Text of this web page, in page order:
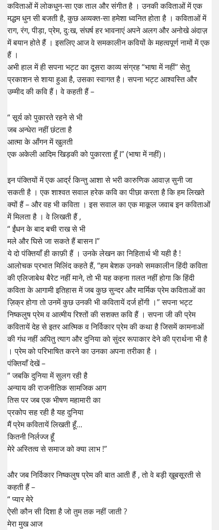
कविताओं में लोकधुन-सा एक ताल और संगीत है । उनकी कविताओं में एक
मद्धम धुन सी बजती है, कुछ अव्यक्त-सा हमेशा ध्वनित होता है । कविताओं में
राग, रंग, पीड़ा, प्रेम, दुःख, संघर्ष हर भावनाएं अपने अलग और अनोखे अंदाज़
में बयान होते हैं । इसलिए आज वे समकालीन कवियों के महत्वपूर्ण नामों में एक
हैं ।
अभी हाल में ही सपना भट्ट का दूसरा काव्य संग्रह “भाषा में नहीं“ सेतु
प्रकाशन से शाया हुआ है, उसका स्वागत है। सपना भट्ट आश्वस्ति और
उम्मीद की कवि हैं। वे कहती हैं –
“ सूर्य को पुकारते रहने से भी
जब अन्धेरा नहीं छंटता है
आत्मा के आँगन में खुलती
एक अकेली आदिम खिड़की को पुकारता हूँ I” (भाषा में नहीं)।
इन पंक्तियों में एक आर्द्र किन्तु आशा से भरी कारुणिक आवाज़ सुनी जा
सकती है । एक शाश्वत सवाल हरेक कवि का पीछा करता है कि हम लिखते
क्यों हैं – और वह भी कविता । इस सवाल का एक माकूल जवाब इन कविताओं
में मिलता है । वे लिखती हैं ,
“ ईंधन के बाद बची राख से भी
मले और घिसे जा सकते हैं बासन I”
ये दो पंक्तियाँ ही काफ़ी हैं । उनके लेखन का निहितार्थ भी यही है !
आलोचक प्रभात मिलिंद कहते हैं, “हम बेशक उनको समकालीन हिंदी कविता
की एलिजाबेथ बैरेट नहीं माने, तो भी यह कहना ग़लत नहीं होगा कि हिंदी
कविता के आगामी इतिहास में जब कुछ सुन्दर और मार्मिक प्रेम कविताओं का
ज़िक्र होगा तो उनमें कुछ उनकी भी कवितायें दर्ज होंगी ।” सपना भट्ट
निष्कलुष प्रेम व आत्मीय रिश्तों की सशक्त कवि हैं । सपना जी की प्रेम
कवितायें देह से इतर आत्मिक व निर्विकार प्रेम की कथा है जिसमें कामनाओं
की गंध नहीं अपितु त्याग और दुनिया को सुंदर रूपाकार देने की प्रार्थना भी है
। प्रेम को परिभाषित करने का उनका अपना तरीका है ।
पंक्तियाँ देखें –
“ जबकि दुनिया में सुलग रही है
अन्याय की राजनीतिक सामजिक आग
तिस पर जब एक भीषण महामारी का
प्रकोप सह रही है यह दुनिया
मैं प्रेम कवितायें लिखती हूँ…
कितनी निर्लज्ज हूँ
मेरे अस्तित्व से समाज को क्या लाभ !”
और जब निर्विकार निष्कलुष प्रेम की बात आती हैं , तो वे बड़ी ख़ूबसूरती से
कहती हैं –
“ प्यार मेरे
ऐसी कौन सी दिशा है जो तुम तक नहीं जाती ?
मेरा मुख आज